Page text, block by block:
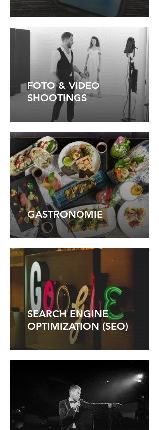
FOTO & VIDEO
SHOOTINGS
GASTRONOMIE
SEARCH ENGINE
OPTIMIZATION (SEO)